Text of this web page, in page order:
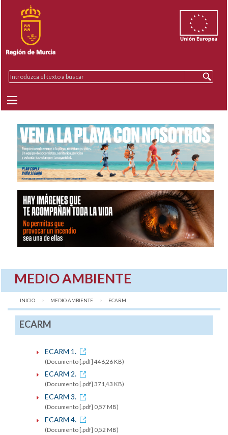
MEDIO AMBIENTE
INICIO MEDIO AMBIENTE AQUÍ:
ECARM
ECARM
ECARM 1.
(Documento [.pdf] 446,26 KB)
ECARM 2.
(Documento [.pdf] 371,43 KB)
ECARM 3.
(Documento [.pdf] 0,57 MB)
ECARM 4.
(Documento [.pdf] 0,52 MB)